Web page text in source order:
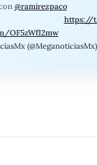
@ramirezpaco
https://
OF5zWfI2mw
(@MeganoticiasMx)